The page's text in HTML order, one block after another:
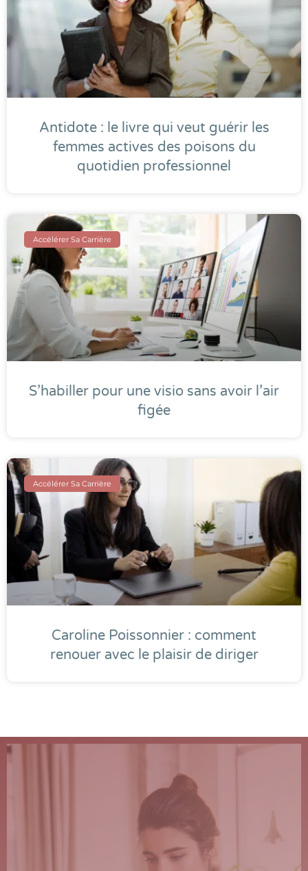
Antidote : le livre qui veut guérir les
femmes actives des poisons du
quotidien professionnel
Accélérer Sa Carrière
S’habiller pour une visio sans avoir l’air
figée
Accélérer Sa Carrière
Caroline Poissonnier : comment
renouer avec le plaisir de diriger